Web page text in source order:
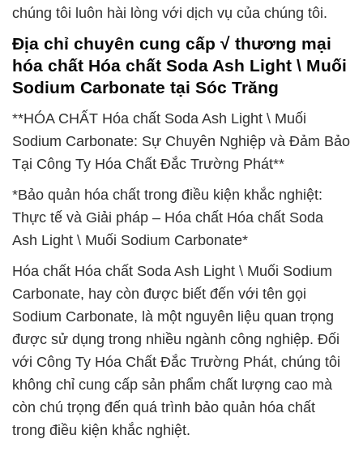
chúng tôi luôn hài lòng với dịch vụ của chúng tôi.
Địa chỉ chuyên cung cấp √ thương mại
hóa chất Hóa chất Soda Ash Light \ Muối
Sodium Carbonate tại Sóc Trăng
**HÓA CHẤT Hóa chất Soda Ash Light \ Muối
Sodium Carbonate: Sự Chuyên Nghiệp và Đảm Bảo
Tại Công Ty Hóa Chất Đắc Trường Phát**
*Bảo quản hóa chất trong điều kiện khắc nghiệt:
Thực tế và Giải pháp – Hóa chất Hóa chất Soda
Ash Light \ Muối Sodium Carbonate*
Hóa chất Hóa chất Soda Ash Light \ Muối Sodium
Carbonate, hay còn được biết đến với tên gọi
Sodium Carbonate, là một nguyên liệu quan trọng
được sử dụng trong nhiều ngành công nghiệp. Đối
với Công Ty Hóa Chất Đắc Trường Phát, chúng tôi
không chỉ cung cấp sản phẩm chất lượng cao mà
còn chú trọng đến quá trình bảo quản hóa chất
trong điều kiện khắc nghiệt.